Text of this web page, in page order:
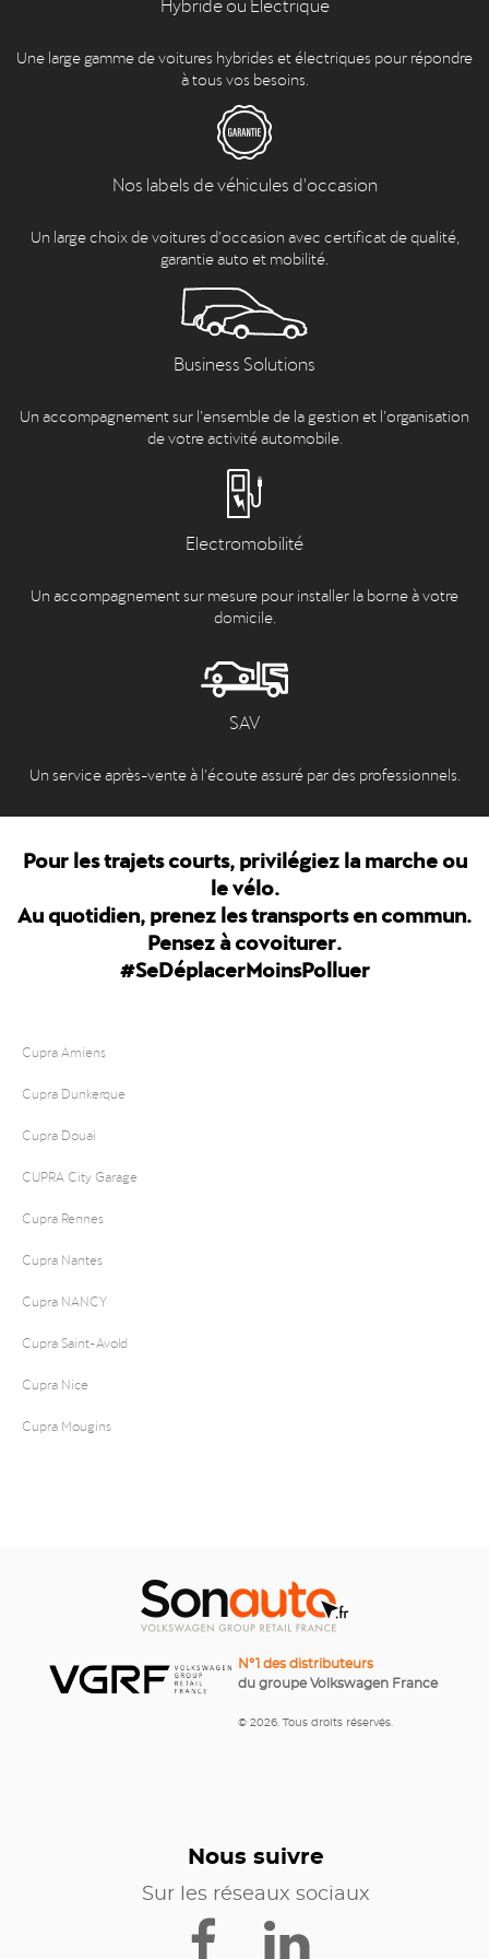
Une large gamme de voitures hybrides et électriques pour répondre
à tous vos besoins.
Nos labels de véhicules d'occasion
Un large choix de voitures d’occasion avec certificat de qualité,
garantie auto et mobilité.
Business Solutions
Un accompagnement sur l’ensemble de la gestion et l’organisation
de votre activité automobile.
Electromobilité
Un accompagnement sur mesure pour installer la borne à votre
domicile.
SAV
Un service après-vente à l’écoute assuré par des professionnels.
Pour les trajets courts, privilégiez la marche ou
le vélo.
Au quotidien, prenez les transports en commun.
Pensez à covoiturer.
#SeDéplacerMoinsPolluer
Cupra Amiens
Cupra Dunkerque
Cupra Douai
CUPRA City Garage
Cupra Rennes
Cupra Nantes
Cupra NANCY
Cupra Saint-Avold
Cupra Nice
Cupra Mougins
N°1 des distributeurs
du groupe Volkswagen France
© 2026. Tous droits réservés.
Nous suivre
Sur les réseaux sociaux